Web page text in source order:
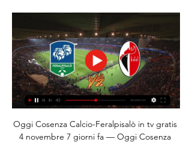
Oggi Cosenza Calcio-Feralpisalò in tv gratis
4 novembre 7 giorni fa — Oggi Cosenza